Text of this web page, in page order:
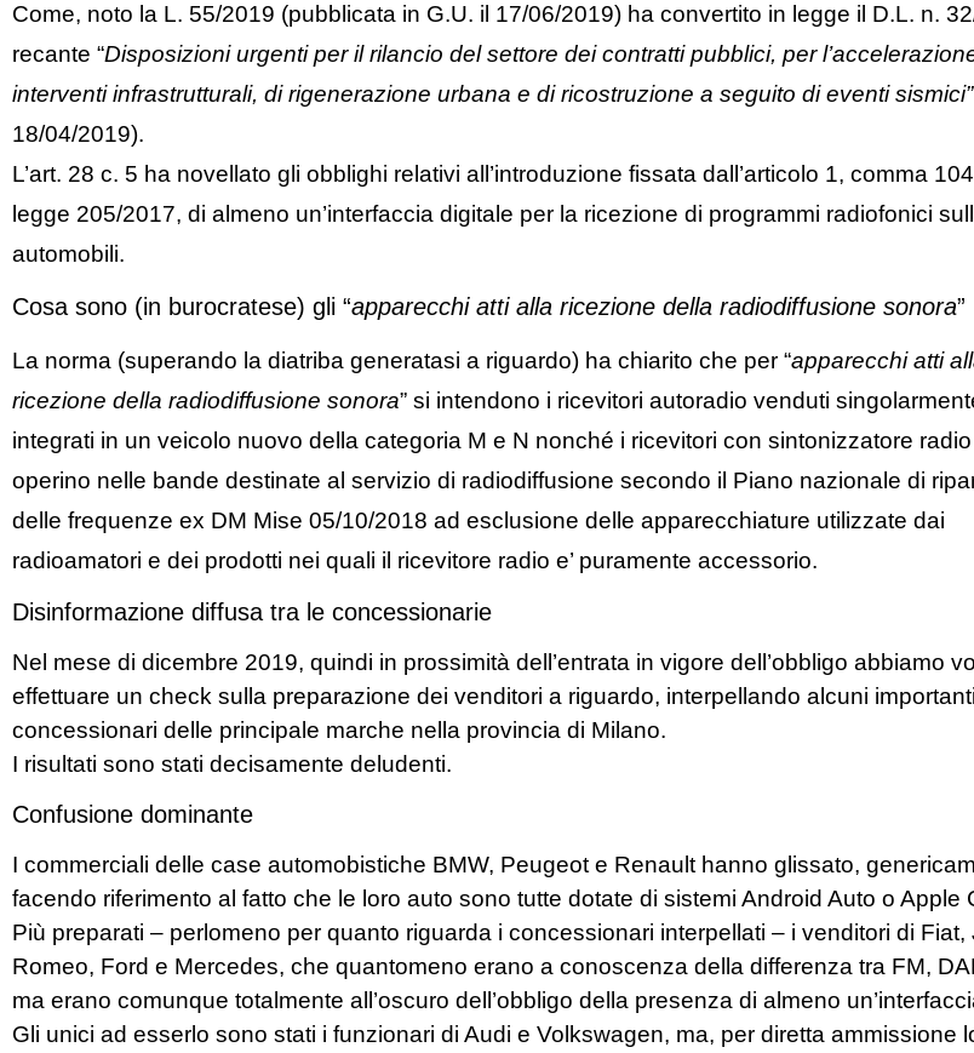
Come, noto la L. 55/2019 (pubblicata in G.U. il 17/06/2019) ha convertito in legge il D.L. n.
recante “Disposizioni urgenti per il rilancio del settore dei contratti pubblici, per
interventi infrastrutturali, di rigenerazione urbana e di ricostruzione a seguito di eventi sismici”
18/04/2019).
L’art. 28 c. 5 ha novellato gli obblighi relativi all’introduzione fissata dall’articolo 1, comma
legge 205/2017, di almeno un’interfaccia digitale per la ricezione di programmi radiofonici
automobili.
Cosa sono (in burocratese) gli “apparecchi atti alla ricezione della radiodiffusione sonora”
La norma (superando la diatriba generatasi a riguardo) ha chiarito che per “apparecchi atti
ricezione della radiodiffusione sonora” si intendono i ricevitori autoradio venduti
integrati in un veicolo nuovo della categoria M e N nonché i ricevitori con sintonizzatore
operino nelle bande destinate al servizio di radiodiffusione secondo il Piano nazionale di
delle frequenze ex DM Mise 05/10/2018 ad esclusione delle apparecchiature utilizzate dai
radioamatori e dei prodotti nei quali il ricevitore radio e’ puramente accessorio.
Disinformazione diffusa tra le concessionarie
Nel mese di dicembre 2019, quindi in prossimità dell’entrata in vigore dell’obbligo abbiamo
effettuare un check sulla preparazione dei venditori a riguardo, interpellando alcuni importanti
concessionari delle principale marche nella provincia di Milano.
I risultati sono stati decisamente deludenti.
Confusione dominante
I commerciali delle case automobistiche BMW, Peugeot e Renault hanno glissato,
facendo riferimento al fatto che le loro auto sono tutte dotate di sistemi Android Auto o Apple
Più preparati – perlomeno per quanto riguarda i concessionari interpellati – i venditori di Fiat,
Romeo, Ford e Mercedes, che quantomeno erano a conoscenza della differenza tra FM,
ma erano comunque totalmente all’oscuro dell’obbligo della presenza di almeno
Gli unici ad esserlo sono stati i funzionari di Audi e Volkswagen, ma, per diretta ammissione